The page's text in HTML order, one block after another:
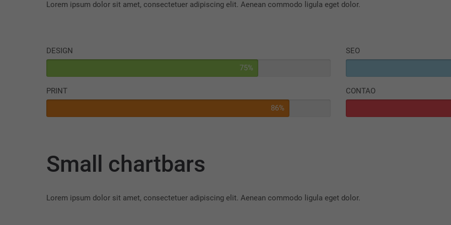
Lorem ipsum dolor sit amet, consectetuer adipiscing elit. Aenean commodo ligula eget dolor.
DESIGN
75%
SEO
PRINT
86%
CONTAO
Small chartbars
Lorem ipsum dolor sit amet, consectetuer adipiscing elit. Aenean commodo ligula eget dolor.